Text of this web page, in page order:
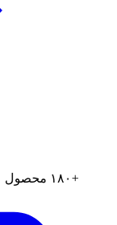
+۱۸۰ محصول